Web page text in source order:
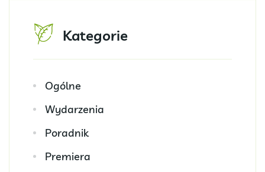
Kategorie
Ogólne
Wydarzenia
Poradnik
Premiera